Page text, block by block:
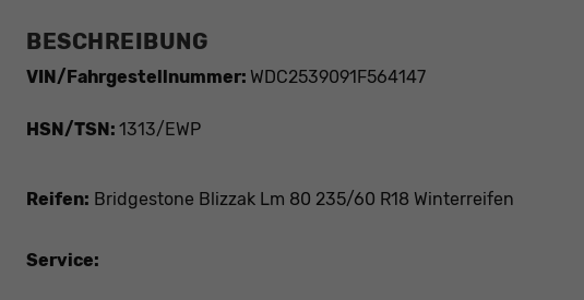
BESCHREIBUNG
VIN/Fahrgestellnummer: WDC2539091F564147
HSN/TSN: 1313/EWP
Reifen: Bridgestone Blizzak Lm 80 235/60 R18 Winterreifen
Service: